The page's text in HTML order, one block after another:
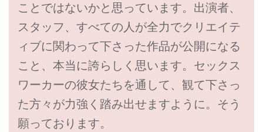
ことではないかと思っています。出演者、
スタッフ、すべての人が全力でクリエイテ
ィブに関わって下さった作品が公開になる
こと、本当に誇らしく思います。セックス
ワーカーの彼女たちを通して、観て下さっ
た方々が力強く踏み出せますように。そう
願っております。